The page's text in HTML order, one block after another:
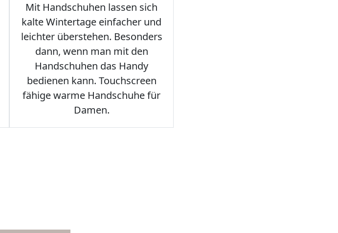
Mit Handschuhen lassen sich
kalte Wintertage einfacher und
leichter überstehen. Besonders
dann, wenn man mit den
Handschuhen das Handy
bedienen kann. Touchscreen
fähige warme Handschuhe für
Damen.